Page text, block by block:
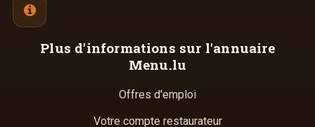
Plus d'informations sur l'annuaire
Menu.lu
Offres d'emploi
Votre compte restaurateur